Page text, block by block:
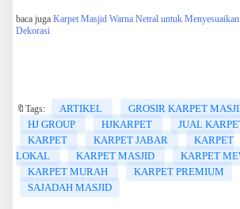
baca juga Karpet Masjid Warna Netral untuk Menyesuaikan
Dekorasi
🔖Tags: ARTIKEL
GROSIR KARPET
HJ GROUP
HJKARPET
JUAL
KARPET
KARPET JABAR
KARPET
LOKAL
KARPET MASJID
KARPET
KARPET MURAH
KARPET PREMIUM
SAJADAH MASJID